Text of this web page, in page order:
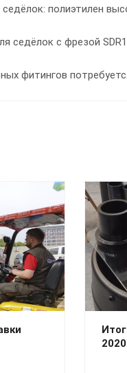
полиэтилен
седёлок с фрезой
фитингов
2020